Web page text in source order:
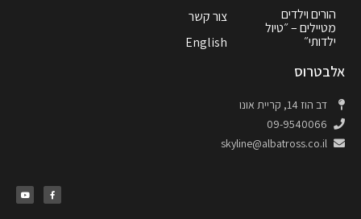
הורים וילדים
מטיילים – ״טיול
ילדותי״
צור קשר
English
אלבטרוס
דב הוז 14, קריית אונו
09-9540066
skyline@albatross.co.il